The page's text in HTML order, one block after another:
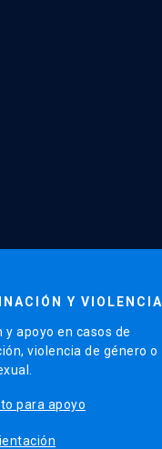
Y VIOLENCIA
y apoyo en casos de
violencia de género o
para apoyo